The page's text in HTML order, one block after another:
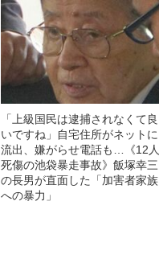
「上級国民は逮捕されなくて良
いですね」自宅住所がネットに
流出、嫌がらせ電話も…《12人
死傷の池袋暴走事故》飯塚幸三
の長男が直面した「加害者家族
への暴力」